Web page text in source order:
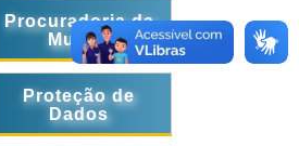
Procuradoria da
Mulher
Proteção de
Dados